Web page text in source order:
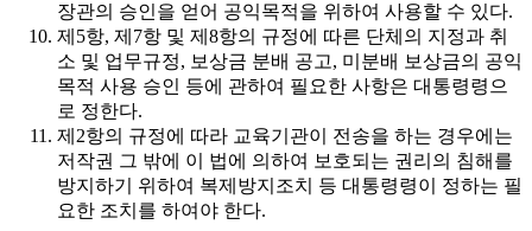
장관의 승인을 얻어 공익목적을 위하여 사용할 수 있다.
제5항, 제7항 및 제8항의 규정에 따른 단체의 지정과 취
소 및 업무규정, 보상금 분배 공고, 미분배 보상금의 공익
목적 사용 승인 등에 관하여 필요한 사항은 대통령령으
로 정한다.
제2항의 규정에 따라 교육기관이 전송을 하는 경우에는
저작권 그 밖에 이 법에 의하여 보호되는 권리의 침해를
방지하기 위하여 복제방지조치 등 대통령령이 정하는 필
요한 조치를 하여야 한다.